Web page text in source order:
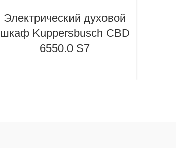
Электрический духовой
шкаф Kuppersbusch CBD
6550.0 S7